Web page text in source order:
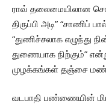
ராவ் தலைமையிலான
திருப்பி அடி” “சாணிப்
“துணிச்சலாக எழுந்து
துணையாக நிற்கும்”
முழக்கங்கள் தஞ்சை
வடபாதி பண்ணையின்